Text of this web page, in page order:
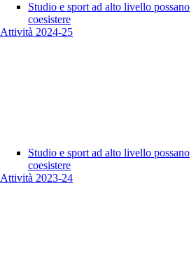
Studio e sport ad alto livello possano
coesistere
Attività 2024-25
Studio e sport ad alto livello possano
coesistere
Attività 2023-24